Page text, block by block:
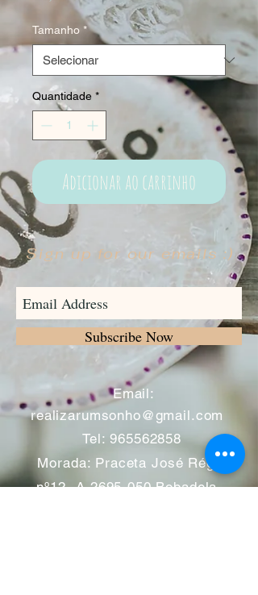
Tamanho *
Quantidade *
Adicionar ao carrinho
Sign up for our emails :)
Subscribe Now
​Email:
realizarumsonho@gmail.com
Tel: 965562858
Morada: Praceta José Régio
nº12 -A2695-050Bobadela -